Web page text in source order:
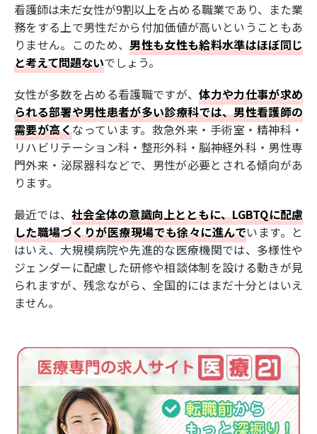
看護師は未だ女性が9割以上を占める職業であり、また業
務をする上で男性だから付加価値が高いということもあ
りません。このため、男性も女性も給料水準はほぼ同じ
と考えて問題ないでしょう。
女性が多数を占める看護職ですが、体力や力仕事が求め
られる部署や男性患者が多い診療科では、男性看護師の
需要が高くなっています。救急外来・手術室・精神科・
リハビリテーション科・整形外科・脳神経外科・男性専
門外来・泌尿器科などで、男性が必要とされる傾向があ
ります。
最近では、社会全体の意識向上とともに、LGBTQに配慮
した職場づくりが医療現場でも徐々に進んでいます。と
はいえ、大規模病院や先進的な医療機関では、多様性や
ジェンダーに配慮した研修や相談体制を設ける動きが見
られますが、残念ながら、全国的にはまだ十分とはいえ
ません。